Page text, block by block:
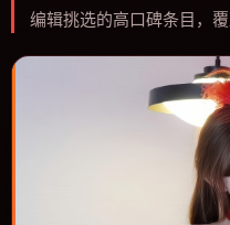
编辑挑选的高口碑条目，